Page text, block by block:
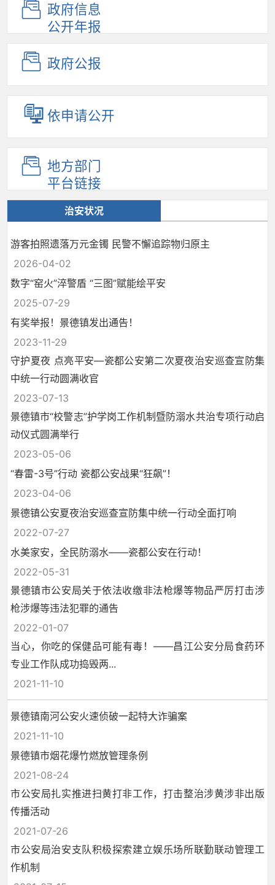
政府信息
公开年报
政府公报
依申请公开
地方部门
平台链接
治安状况
游客拍照遗落万元金镯 民警不懈追踪物归原主
2026-04-02
数字“窑火”淬警盾 “三图”赋能绘平安
2025-07-29
有奖举报！景德镇发出通告！
2023-11-29
守护夏夜 点亮平安—瓷都公安第二次夏夜治安巡查宣防集
中统一行动圆满收官
2023-07-13
景德镇市“校警志”护学岗工作机制暨防溺水共治专项行动启
动仪式圆满举行
2023-05-06
“春雷-3号”行动 瓷都公安战果“狂飙”！
2023-04-06
景德镇公安夏夜治安巡查宣防集中统一行动全面打响
2022-07-27
水美家安，全民防溺水——瓷都公安在行动！
2022-05-31
景德镇市公安局关于依法收缴非法枪爆等物品严厉打击涉
枪涉爆等违法犯罪的通告
2022-01-07
当心，你吃的保健品可能有毒！——昌江公安分局食药环
专业工作队成功捣毁两...
2021-11-10
景德镇南河公安火速侦破一起特大诈骗案
2021-11-10
景德镇市烟花爆竹燃放管理条例
2021-08-24
市公安局扎实推进扫黄打非工作，打击整治涉黄涉非出版
传播活动
2021-07-26
市公安局治安支队积极探索建立娱乐场所联勤联动管理工
作机制